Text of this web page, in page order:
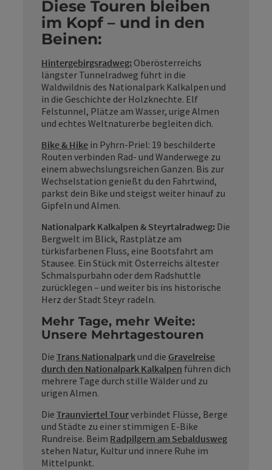
Diese Touren bleiben
im Kopf – und in den
Beinen:
Hintergebirgsradweg: Oberösterreichs
längster Tunnelradweg führt in die
Waldwildnis des Nationalpark Kalkalpen und
in die Geschichte der Holzknechte. Elf
Felstunnel, Plätze am Wasser, urige Almen
und echtes Weltnaturerbe begleiten dich.
Bike & Hike in Pyhrn-Priel: 19 beschilderte
Routen verbinden Rad- und Wanderwege zu
einem abwechslungsreichen Ganzen. Bis zur
Wechselstation genießt du den Fahrtwind,
parkst dein Bike und steigst weiter hinauf zu
Gipfeln und Almen.
Nationalpark Kalkalpen & Steyrtalradweg: Die
Bergwelt im Blick, Rastplätze am
türkisfarbenen Fluss, eine Bootsfahrt am
Stausee. Ein Stück mit Österreichs ältester
Schmalspurbahn oder dem Radshuttle
zurücklegen – und weiter bis ins historische
Herz der Stadt Steyr radeln.
Mehr Tage, mehr Weite:
Unsere Mehrtagestouren
Die Trans Nationalparkund die Gravelreise
durch den Nationalpark Kalkalpen führen dich
mehrere Tage durch stille Wälder und zu
urigen Almen.
Die Traunviertel Tourverbindet Flüsse, Berge
und Städte zu einer stimmigen E-Bike
Rundreise. Beim Radpilgern am Sebaldusweg
stehen Natur, Kultur und innere Ruhe im
Mittelpunkt.